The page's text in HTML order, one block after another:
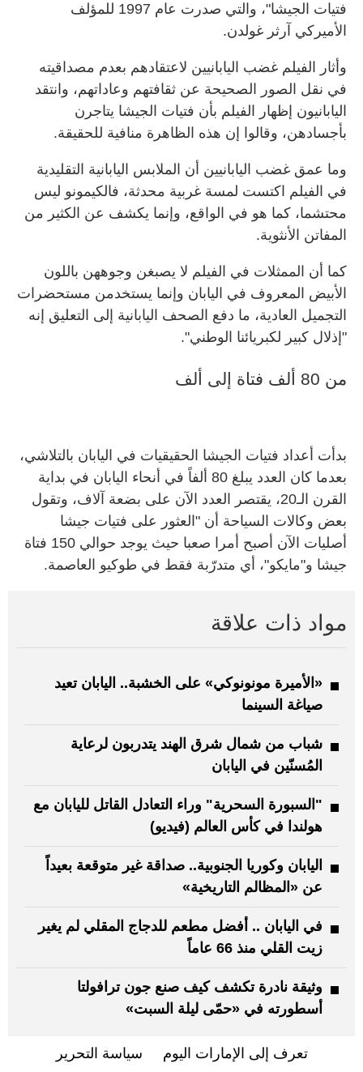
فتيات الجيشا"، والتي صدرت عام 1997 للمؤلف
الأميركي آرثر غولدن.
وأثار الفيلم غضب اليابانيين لاعتقادهم بعدم مصداقيته
في نقل الصور الصحيحة عن ثقافتهم وعاداتهم، وانتقد
اليابانيون إظهار الفيلم بأن فتيات الجيشا يتاجرن
بأجسادهن، وقالوا إن هذه الظاهرة منافية للحقيقة.
وما عمق غضب اليابانيين أن الملابس اليابانية التقليدية
في الفيلم اكتست لمسة غربية محدثة، فالكيمونو ليس
محتشما، كما هو في الواقع، وإنما يكشف عن الكثير من
المفاتن الأنثوية.
كما أن الممثلات في الفيلم لا يصبغن وجوههن باللون
الأبيض المعروف في اليابان وإنما يستخدمن مستحضرات
التجميل العادية، ما دفع الصحف اليابانية إلى التعليق إنه
"إذلال كبير لكبريائنا الوطني".
من 80 ألف فتاة إلى ألف
بدأت أعداد فتيات الجيشا الحقيقيات في اليابان بالتلاشي،
بعدما كان العدد يبلغ 80 ألفاً في أنحاء اليابان في بداية
القرن الـ20، يقتصر العدد الآن على بضعة آلاف، وتقول
بعض وكالات السياحة أن "العثور على فتيات جيشا
أصليات الآن أصبح أمرا صعبا حيث يوجد حوالي 150 فتاة
جيشا و"مايكو"، أي متدرّبة فقط في طوكيو العاصمة.
مواد ذات علاقة
«الأميرة مونونوكي» على الخشبة.. اليابان تعيد
صياغة السينما
شباب من شمال شرق الهند يتدربون لرعاية
المُسنّين في اليابان
"السبورة السحرية" وراء التعادل القاتل لليابان مع
هولندا في كأس العالم (فيديو)
اليابان وكوريا الجنوبية.. صداقة غير متوقعة بعيداً
عن «المظالم التاريخية»
في اليابان .. أفضل مطعم للدجاج المقلي لم يغير
زيت القلي منذ 66 عاماً
وثيقة نادرة تكشف كيف صنع جون ترافولتا
أسطورته في «حمّى ليلة السبت»
تعرف إلى الإمارات اليوم سياسة التحرير